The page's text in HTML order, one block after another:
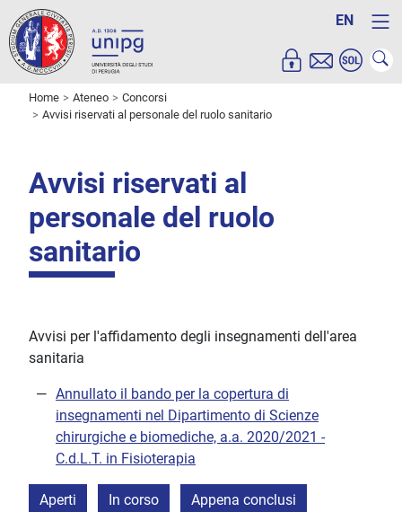
EN
Home Ateneo
Concorsi
Avvisi riservati al personale del ruolo sanitario
Avvisi riservati al
personale del ruolo
sanitario
Avvisi per l'affidamento degli insegnamenti dell'area
sanitaria
Annullato il bando per la copertura di
insegnamenti nel Dipartimento di Scienze
chirurgiche e biomediche, a.a. 2020/2021 -
C.d.L.T. in Fisioterapia
Aperti In corso Appena conclusi